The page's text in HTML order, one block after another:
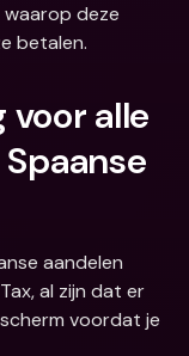
deze
betalen.
voor alle
aandelen
al zijn dat er
voordat je